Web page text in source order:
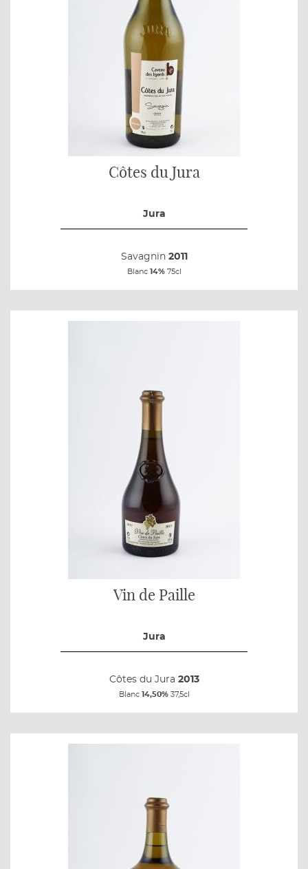
Côtes du Jura
Jura
Savagnin 2011
Blanc 14% 75cl
Vin de Paille
Jura
Côtes du Jura 2013
Blanc 14,50% 37,5cl